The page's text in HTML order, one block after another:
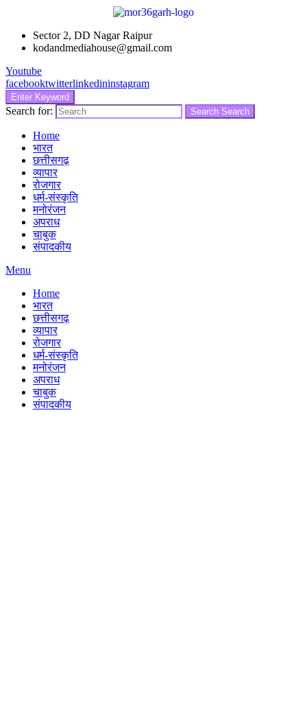
Sector 2, DD Nagar Raipur
kodandmediahouse@gmail.com
Youtube
facebooktwitterlinkedininstagram
Enter Keyword
Search for: Search Search
Home
भारत
छत्तीसगढ़
व्यापार
रोजगार
धर्म-संस्कृति
मनोरंजन
अपराध
चाबुक
संपादकीय
Menu
Home
भारत
छत्तीसगढ़
व्यापार
रोजगार
धर्म-संस्कृति
मनोरंजन
अपराध
चाबुक
संपादकीय